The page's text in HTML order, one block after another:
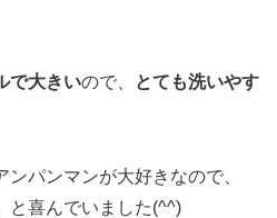
で大きいので、
とても洗いやす
パンマンが大好きなので、
」と喜んでいました(^^)